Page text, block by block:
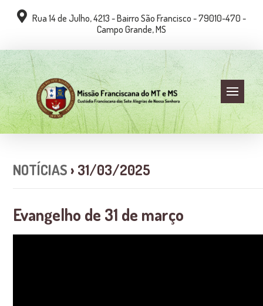
Rua 14 de Julho, 4213 - Bairro São Francisco - 79010-470 -
Campo Grande, MS
NOTÍCIAS › 31/03/2025
Evangelho de 31 de março